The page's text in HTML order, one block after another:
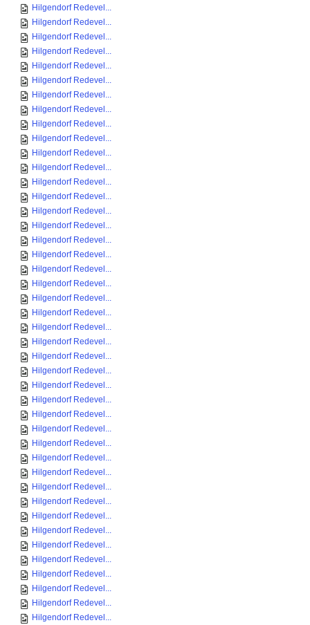
Hilgendorf Redevel...
Hilgendorf Redevel...
Hilgendorf Redevel...
Hilgendorf Redevel...
Hilgendorf Redevel...
Hilgendorf Redevel...
Hilgendorf Redevel...
Hilgendorf Redevel...
Hilgendorf Redevel...
Hilgendorf Redevel...
Hilgendorf Redevel...
Hilgendorf Redevel...
Hilgendorf Redevel...
Hilgendorf Redevel...
Hilgendorf Redevel...
Hilgendorf Redevel...
Hilgendorf Redevel...
Hilgendorf Redevel...
Hilgendorf Redevel...
Hilgendorf Redevel...
Hilgendorf Redevel...
Hilgendorf Redevel...
Hilgendorf Redevel...
Hilgendorf Redevel...
Hilgendorf Redevel...
Hilgendorf Redevel...
Hilgendorf Redevel...
Hilgendorf Redevel...
Hilgendorf Redevel...
Hilgendorf Redevel...
Hilgendorf Redevel...
Hilgendorf Redevel...
Hilgendorf Redevel...
Hilgendorf Redevel...
Hilgendorf Redevel...
Hilgendorf Redevel...
Hilgendorf Redevel...
Hilgendorf Redevel...
Hilgendorf Redevel...
Hilgendorf Redevel...
Hilgendorf Redevel...
Hilgendorf Redevel...
Hilgendorf Redevel...